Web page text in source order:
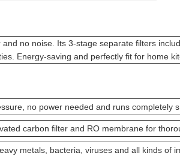
no noise. Its 3-stage separate filters
Energy-saving and perfectly fit for home
no power needed and runs completely
carbon filter and RO membrane for
metals, bacteria, viruses and all kinds of